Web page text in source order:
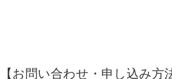
【お問い合わせ・申し込み方